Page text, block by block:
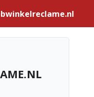
g
a
t